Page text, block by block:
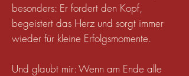
besonders: Er fordert den Kopf,
begeistert das Herz und sorgt immer
wieder für kleine Erfolgsmomente.
Und glaubt mir: Wenn am Ende alle